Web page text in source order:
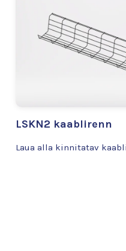
LSKN2 kaablirenn
Laua alla kinnitatav